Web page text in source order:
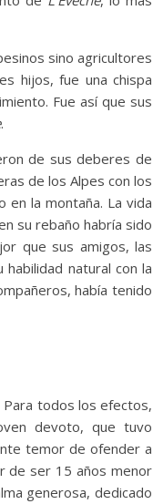
sino agricultores
hijos, fue una chispa
Fue así que sus
.
de sus deberes de
de los Alpes con los
la montaña. La vida
su rebaño habría sido
que sus amigos, las
natural con la
había tenido
Para todos los efectos,
devoto, que tuvo
temor de ofender a
de ser 15 años menor
generosa, dedicado